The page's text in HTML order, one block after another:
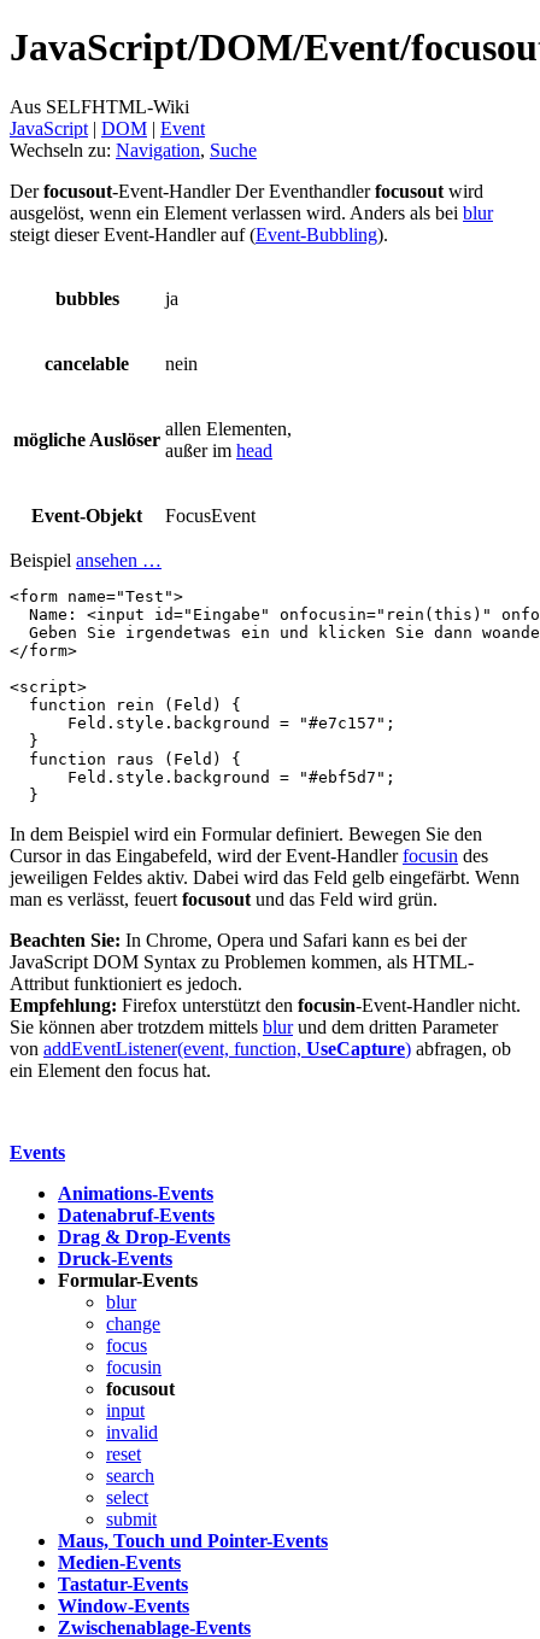
JavaScript/DOM/Event/
Aus SELFHTML-Wiki
JavaScript ‎ | DOM ‎ | Event
Wechseln zu: Navigation, Suche
Derfocusout-Event-Handler Der Eventhandlerfocusout wird
ausgelöst, wenn ein Element verlassen wird. Anders als bei blur
steigt dieser Event-Handler auf (Event-Bubbling).
bubbles ja
cancelable nein
mögliche Auslöser
allen Elementen,
außer im head
Event-Objekt FocusEvent
Beispiel ansehen …
<form name="Test">
  Name:
<input id="Eingabe" onfocusin="rein(this)"
</form>
<script>
  function rein (Feld) {
      Feld.style.background = "#e7c157";
  }
  function raus (Feld) {
      Feld.style.background = "#ebf5d7";
In dem Beispiel wird ein Formular definiert. Bewegen Sie den
Cursor in das Eingabefeld, wird der Event-Handlerfocusin des
jeweiligen Feldes aktiv. Dabei wird das Feld gelb eingefärbt. Wenn
man es verlässt, feuert focusout und das Feld wird grün.
Beachten Sie: In Chrome, Opera und Safari kann es bei der
JavaScript DOM Syntax zu Problemen kommen, als HTML-
Attribut funktioniert es jedoch.
Empfehlung: Firefox unterstützt den focusin-Event-Handler nicht.
Sie können aber trotzdem mittels blurund dem dritten Parameter
von addEventListener(event, function, UseCapture) abfragen, ob
ein Element den focus hat.
Events
Animations-Events
Datenabruf-Events
Drag & Drop-Events
Druck-Events
Formular-Events
blur
change
focus
focusin
focusout
input
invalid
reset
search
select
submit
Maus, Touch und Pointer-Events
Medien-Events
Tastatur-Events
Window-Events
Zwischenablage-Events